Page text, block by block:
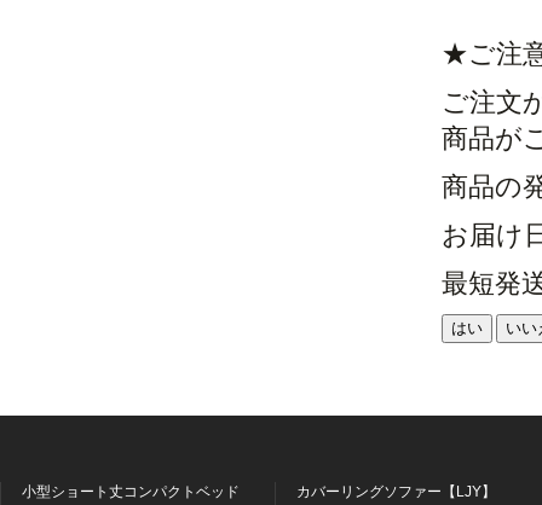
★ご注
ご注文
商品が
商品の
お届け
最短発
はい いい
小型ショート丈コンパクトベッド
カバーリングソファー【LJY】